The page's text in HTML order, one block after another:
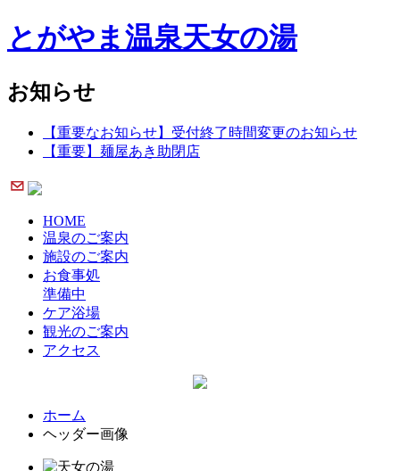
とがやま温泉天女の湯
お知らせ
【重要なお知らせ】受付終了時間変更のお知らせ
【重要】麺屋あき助閉店
HOME
温泉のご案内
施設のご案内
お食事処
準備中
ケア浴場
観光のご案内
アクセス
ホーム
ヘッダー画像